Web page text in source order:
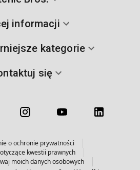
informacji
kategorie
się
o ochronie prywatności
kwestii prawnych
moich danych osobowych